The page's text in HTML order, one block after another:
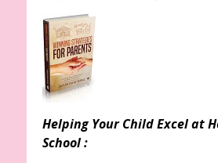
Helping Your Child Excel at
School :